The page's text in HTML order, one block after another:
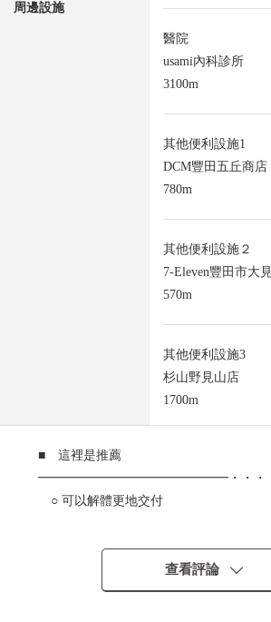
周邊設施
醫院
usami內科診所
3100m
其他便利設施1
DCM豐田五丘商店
780m
其他便利設施２
7-Eleven豐田市大
570m
其他便利設施3
杉山野見山店
1700m
■ 這裡是推薦
━━━━━━━━━━━━━━━・・・・
○ 可以解體更地交付
○ 土地面積約73.13坪
○ 正面寬度東南一側約16.3m
○ 前面道路幅員約6.0m
查看評論